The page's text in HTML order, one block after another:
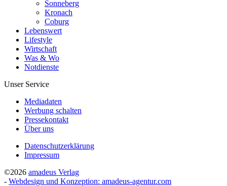
Sonneberg
Kronach
Coburg
Lebenswert
Lifestyle
Wirtschaft
Was & Wo
Notdienste
Unser Service
Mediadaten
Werbung schalten
Pressekontakt
Über uns
Datenschutzerklärung
Impressum
©2026 amadeus Verlag
- Webdesign und Konzeption: amadeus-agentur.com